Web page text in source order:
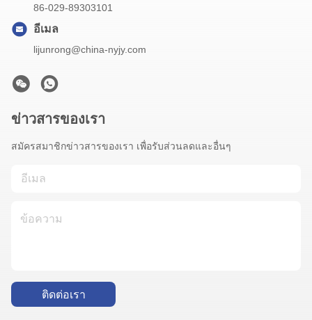
86-029-89303101
อีเมล
lijunrong@china-nyjy.com
ข่าวสารของเรา
สมัครสมาชิกข่าวสารของเรา เพื่อรับส่วนลดและอื่นๆ
ติดต่อเรา